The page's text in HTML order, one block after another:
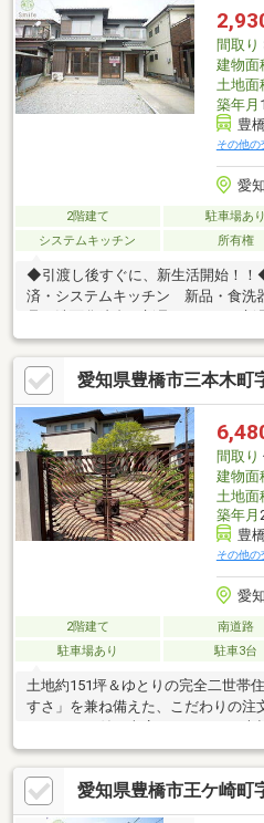
まで、徒歩約16分(約1210m)豊橋市
分(約1800m)ご見学予約・ご相談な
間取り
建物面
土地面
築年月
豊
その他の
愛
2階建て 駐車場あり
システムキッチン
所有権
◆引渡し後すぐに、新生活開始！
済・システムキッチン 新品・食
品・洗面化粧台 新品・トイレ 新
室張替え・床材 増し張り・玄関
グ実施・外壁塗装・屋根塗装実施栄
950m)南部中学校まで、徒歩約15分
車は3台駐車可能です。大きい土間
トドア用品の収納など多目的に活
プライベート空間を確保。お気軽に
愛知県豊橋市三本木町
間取り
建物面
土地面
築年月
豊
その他の
愛
2階建て 南道路
駐車場あり
駐車3台
土地約151坪＆ゆとりの完全二世帯
すさ」を兼ね備えた、こだわりの注
人気のミラまちが近く、スーパー、
金融機関、子育て支援センターなど
鉄バス停「三本木町」までは徒歩2
す！二世帯用の間取りになっていま
愛知県豊橋市王ケ崎町